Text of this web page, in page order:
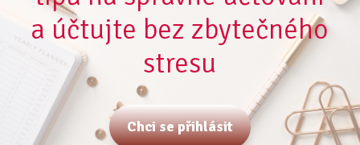
a účtujte bez zbytečného
stresu
Chci se přihlásit